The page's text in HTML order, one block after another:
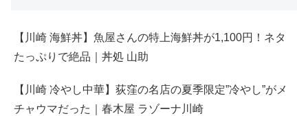
【川崎 海鮮丼】魚屋さんの特上海鮮丼が1,100円！ネタ
たっぷりで絶品｜丼処 山助
【川崎 冷やし中華】荻窪の名店の夏季限定”冷やし”がメ
チャウマだった｜春木屋 ラゾーナ川崎